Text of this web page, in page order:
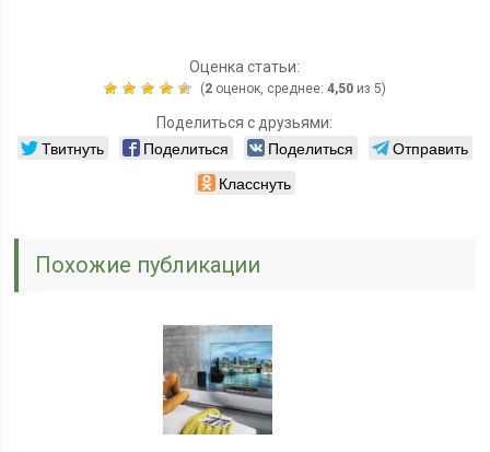
Оценка статьи:
(2оценок, среднее: 4,50из 5)
Поделиться с друзьями:
Твитнуть Поделиться Поделиться
Отправить
Класснуть
Похожие публикации